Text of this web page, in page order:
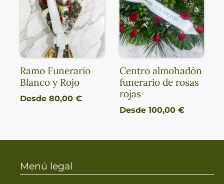
Ramo Funerario
Blanco y Rojo
Desde 80,00 €
Centro almohadón
funerario de rosas
rojas
Desde 100,00 €
Menú legal